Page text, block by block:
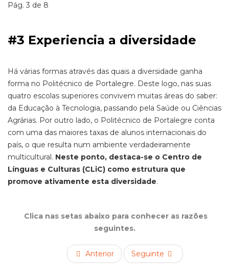
Pág. 3 de 8
#3 Experiencia a diversidade
Há várias formas através das quais a diversidade ganha
forma no Politécnico de Portalegre. Deste logo, nas suas
quatro escolas superiores convivem muitas áreas do saber:
da Educação à Tecnologia, passando pela Saúde ou Ciências
Agrárias. Por outro lado, o Politécnico de Portalegre conta
com uma das maiores taxas de alunos internacionais do
país, o que resulta num ambiente verdadeiramente
multicultural. Neste ponto, destaca-se o Centro de
Línguas e Culturas (CLiC) como estrutura que
promove ativamente esta diversidade.
Clica nas setas abaixo para conhecer as razões
seguintes.
Anterior Seguinte